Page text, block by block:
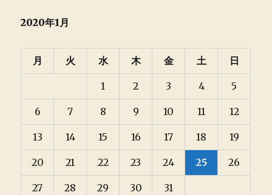
2020年1月
月 火 水 木 金 土 日
1 2 3 4 5
6 7 8 9 10 11 12
13 14 15 16 17 18 19
20 21 22 23 24 25 26
27 28 29 30
31